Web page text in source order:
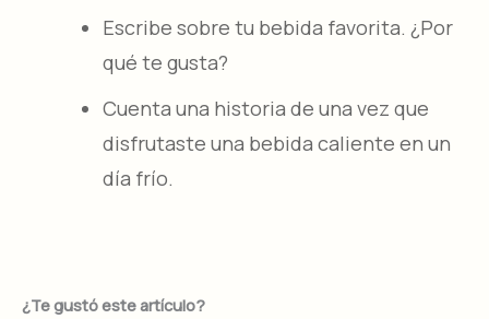
Escribe sobre tu bebida favorita. ¿Por
qué te gusta?
Cuenta una historia de una vez que
disfrutaste una bebida caliente en un
día frío.
¿Te gustó este artículo?